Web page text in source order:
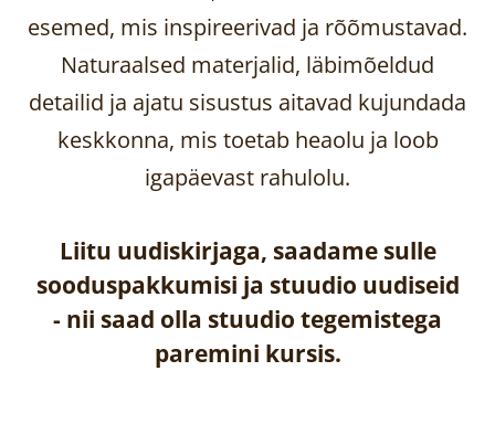
esemed, mis inspireerivad ja rõõmustavad.
Naturaalsed materjalid, läbimõeldud
detailid ja ajatu sisustus aitavad kujundada
keskkonna, mis toetab heaolu ja loob
igapäevast rahulolu.
Liitu uudiskirjaga, saadame sulle
sooduspakkumisi ja stuudio uudiseid
- nii saad olla stuudio tegemistega
paremini kursis.